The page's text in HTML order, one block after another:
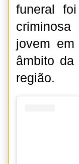
funeral
jovem
âmbito
região.